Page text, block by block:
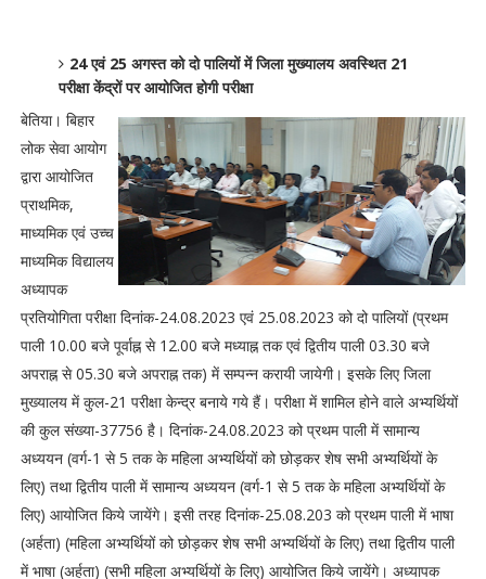
24 एवं 25 अगस्त को दो पालियों में जिला मुख्यालय अवस्थित 21
परीक्षा केंद्रों पर आयोजित होगी परीक्षा
बेतिया। बिहार
लोक सेवा आयोग
द्वारा आयोजित
प्राथमिक,
माध्यमिक एवं उच्च
माध्यमिक विद्यालय
अध्यापक
प्रतियोगिता परीक्षा दिनांक-24.08.2023 एवं 25.08.2023 को दो पालियों (प्रथम
पाली 10.00 बजे पूर्वाह्न से 12.00 बजे मध्याह्न तक एवं द्वितीय पाली 03.30 बजे
अपराह्न से 05.30 बजे अपराह्न तक) में सम्पन्न करायी जायेगी। इसके लिए जिला
मुख्यालय में कुल-21 परीक्षा केन्द्र बनाये गये हैं। परीक्षा में शामिल होने वाले अभ्यर्थियों
की कुल संख्या-37756 है। दिनांक-24.08.2023 को प्रथम पाली में सामान्य
अध्ययन (वर्ग-1 से 5 तक के महिला अभ्यर्थियों को छोड़कर शेष सभी अभ्यर्थियों के
लिए) तथा द्वितीय पाली में सामान्य अध्ययन (वर्ग-1 से 5 तक के महिला अभ्यर्थियों के
लिए) आयोजित किये जायेंगे। इसी तरह दिनांक-25.08.203 को प्रथम पाली में भाषा
(अर्हता) (महिला अभ्यर्थियों को छोड़कर शेष सभी अभ्यर्थियों के लिए) तथा द्वितीय पाली
में भाषा (अर्हता) (सभी महिला अभ्यर्थियों के लिए) आयोजित किये जायेंगे। अध्यापक